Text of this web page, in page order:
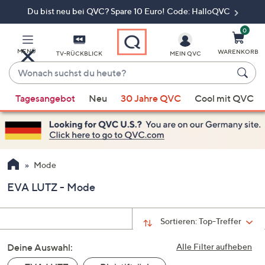
Du bist neu bei QVC? Spare 10 Euro! Code: HalloQVC
MENÜ TV-RÜCKBLICK
Wonach
suchst
du
heute?
Vorschläge
verfügbar
sind,
verwenden
Sie
Pfeiltasten
nach
und
nach
unten
MEIN QVC
0
WARENKORB
Tagesangebot Neu 30 Jahre QVC Cool mit QVC
Mode
EVA LUTZ - Mode
Sortieren:Top-Treffer
Alle Filter aufheben
Deine Auswahl: